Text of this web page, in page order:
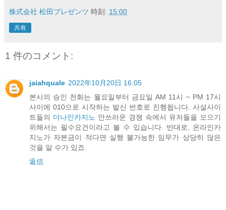
株式会社 松田プレゼンツ 時刻: 15:00
共有
1 件のコメント:
jaiahquale 2022年10月20日 16:05
본사의 승인 전화는 월요일부터 금요일 AM 11시 ~ PM 17시
사이에 010으로 시작하는 발신 번호로 진행됩니다. 사설사이
트들의 더나인카지노 안쓰러운 경쟁 속에서 유저들을 모으기
위해서는 필수요건이라고 볼 수 있습니다. 반대로, 온라인카
지노가 자본금이 적다면 실행 불가능한 임무가 상당히 많은
것을 알 수가 있죠.
返信